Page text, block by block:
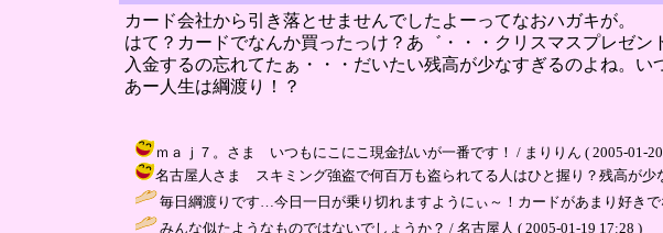
カード会社から引き落とせませんでしたよーってなおハガキが。
はて？カードでなんか買ったっけ？あ゛・・・クリスマスプレゼン
入金するの忘れてたぁ・・・だいたい残高が少なすぎるのよね。い
あー人生は綱渡り！？
ｍａｊ７。さま いつもにこにこ現金払いが一番です！ / まりりん ( 2005-01-
名古屋人さま スキミング強盗で何百万も盗られてる人はひと握り？残高が少
毎日綱渡りです…今日一日が乗り切れますようにぃ～！カードがあまり好き
みんな似たようなものではないでしょうか？ / 名古屋人 ( 2005-01-19 17:28 )